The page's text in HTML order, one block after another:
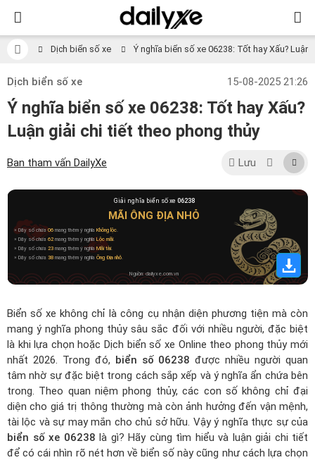
Dịch biển số xe Ý nghĩa biển số xe 06238: Tốt hay Xấu?
Dịch biển số xe 15-08-2025 21:26
Ý nghĩa biển số xe 06238: Tốt hay Xấu?
Luận giải chi tiết theo phong thủy
Ban tham vấn DailyXe Lưu
Giải nghĩa biển số xe 06238
MÃI ÔNG ĐỊA NHỎ
» Dãy số chứa06 mang thêm ý nghĩa Không lộc.
» Dãy số chứa 62 mang thêm ý nghĩaLộc mãi.
» Dãy số chứa 23 mang thêm ý nghĩaMãi tài.
» Dãy số chứa 38 mang thêm ý nghĩa Ông Địa nhỏ.
Nguồn: dailyxe.com.vn
Biển số xe không chỉ là công cụ nhận diện phương tiện mà còn
mang ý nghĩa phong thủy sâu sắc đối với nhiều người, đặc biệt
là khi lựa chọn hoặcDịch biển số xe Online theo phong thủy mới
nhất 2026. Trong đó, biển số 06238 được nhiều người quan
tâm nhờ sự đặc biệt trong cách sắp xếp và ý nghĩa ẩn chứa bên
trong. Theo quan niệm phong thủy, các con số không chỉ đại
diện cho giá trị thông thường mà còn ảnh hưởng đến vận mệnh,
tài lộc và sự may mắn cho chủ sở hữu. Vậy ý nghĩa thực sự của
biển số xe 06238 là gì? Hãy cùng tìm hiểu và luận giải chi tiết
để có cái nhìn rõ nét hơn về biển số này cũng như cách lựa chọn